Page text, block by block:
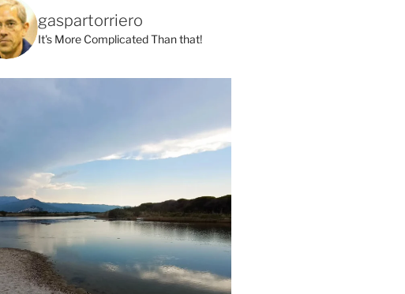
gaspartorriero
It's More Complicated Than that!